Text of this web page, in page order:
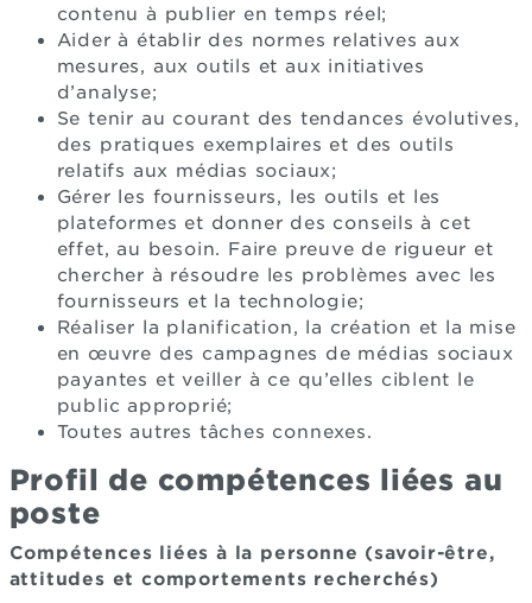
contenu à publier en temps réel;
Aider à établir des normes relatives aux
mesures, aux outils et aux initiatives
d’analyse;
Se tenir au courant des tendances évolutives,
des pratiques exemplaires et des outils
relatifs aux médias sociaux;
Gérer les fournisseurs, les outils et les
plateformes et donner des conseils à cet
effet, au besoin. Faire preuve de rigueur et
chercher à résoudre les problèmes avec les
fournisseurs et la technologie;
Réaliser la planification, la création et la mise
en œuvre des campagnes de médias sociaux
payantes et veiller à ce qu’elles ciblent le
public approprié;
Toutes autres tâches connexes.
Profil de compétences liées au
poste
Compétences liées à la personne (savoir-être,
attitudes et comportements recherchés)